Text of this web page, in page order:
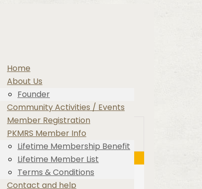
Home
About Us
Founder
Community Activities / Events
Member Registration
PKMRS Member Info
Lifetime Membership Benefit
Lifetime Member List
Terms & Conditions
Contact and help